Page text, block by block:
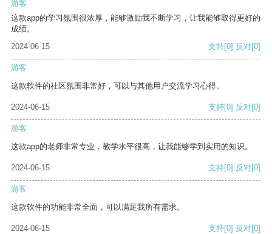
游客
这款app的学习氛围很浓厚，能够激励我不断学习，让我能够取得更好的
成绩。
2024-06-15
支持[0] 反对[0]
游客
这款软件的社区氛围非常好，可以与其他用户交流学习心得。
2024-06-15 支持[0] 反对[0]
游客
这款app的老师非常专业，教学水平很高，让我能够学到实用的知识。
2024-06-15 支持[0] 反对[0]
游客
这款软件的功能非常全面，可以满足我所有需求。
2024-06-15 支持[0] 反对[0]